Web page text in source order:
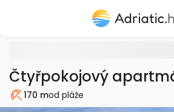
Čtyřpokojový
Pláž170 mod pláže